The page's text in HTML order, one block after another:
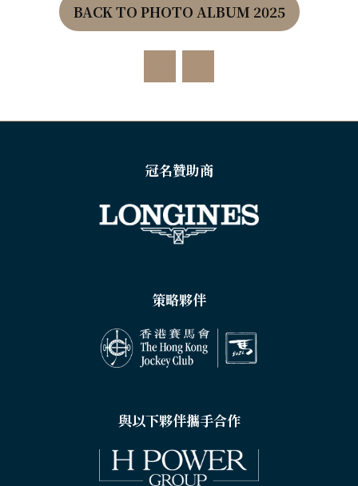
BACK TO PHOTO ALBUM 2025
(OPENS
NEW
冠名贊助商
策略夥伴
與以下夥伴攜手合作